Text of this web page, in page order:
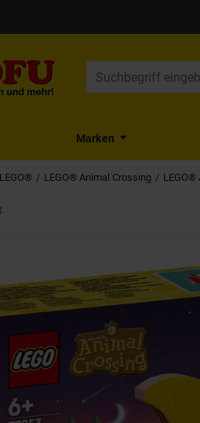
Marken
LEGO® LEGO® Animal Crossing LEGO®